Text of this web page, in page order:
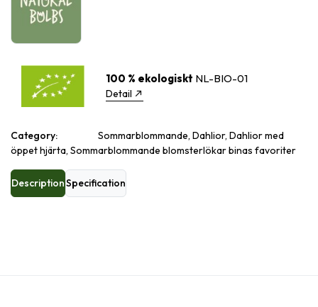
100 % ekologiskt NL-BIO-01
Detail
Category:
Sommarblommande, Dahlior, Dahlior med
öppet hjärta, Sommarblommande blomsterlökar binas favoriter
DescriptionSpecification